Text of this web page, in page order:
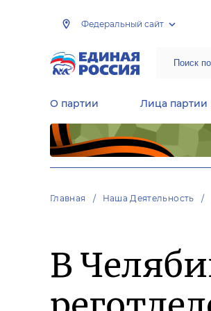
Федеральный сайт
О партии Лица партии
Главная Наша Деятельность
В